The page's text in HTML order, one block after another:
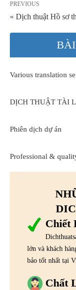
PREVIOUS
« Dịch thuật Hồ sơ
Various translation
DỊCH THUẬT TÀI
Phiên dịch dự án
Professional &
Chiết
lớn và khách
bảo tốt nhất tại
Chất